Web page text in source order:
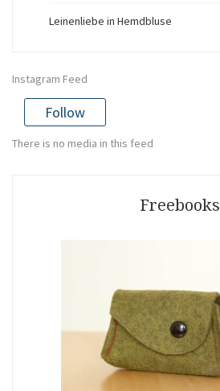
Leinenliebe in Hemdbluse
Instagram Feed
Follow
There is no media in this feed
Freebooks